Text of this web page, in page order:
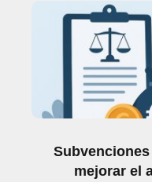
mejorar el